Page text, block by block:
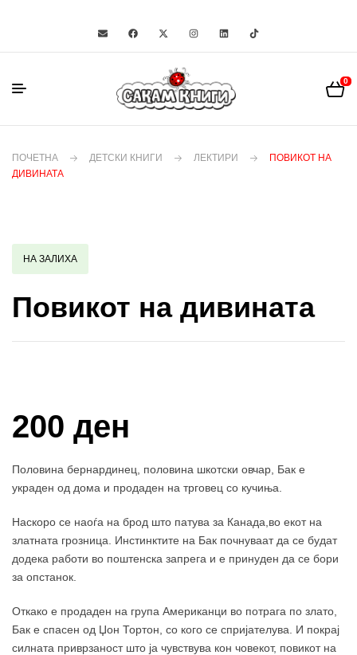
0
ПОЧЕТНА ДЕТСКИ КНИГИ ЛЕКТИРИ
ПОВИКОТ НА
ДИВИНАТА
НА ЗАЛИХА
Повикот на дивината
200 ден
Половина бернардинец, половина шкотски овчар, Бак е
украден од дома и продаден на трговец со кучиња.
Наскоро се наоѓа на брод што патува за Канада,во екот на
златната грозница. Инстинктите на Бак почнуваат да се будат
додека работи во поштенска запрега и е принуден да се бори
за опстанок.
Откако е продаден на група Американци во потрага по злато,
Бак е спасен од Џон Тортон, со кого се спријателува. И покрај
силната приврзаност што ја чувствува кон човекот, повикот на